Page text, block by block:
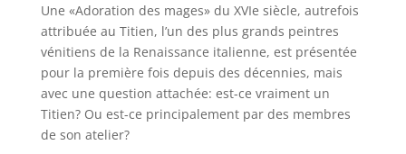
Une «Adoration des mages» du XVIe siècle, autrefois
attribuée au Titien, l’un des plus grands peintres
vénitiens de la Renaissance italienne, est présentée
pour la première fois depuis des décennies, mais
avec une question attachée: est-ce vraiment un
Titien? Ou est-ce principalement par des membres
de son atelier?